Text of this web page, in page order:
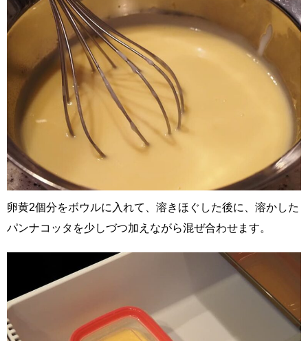
卵黄2個分をボウルに入れて、溶きほぐした後に、溶かした
パンナコッタを少しづつ加えながら混ぜ合わせます。